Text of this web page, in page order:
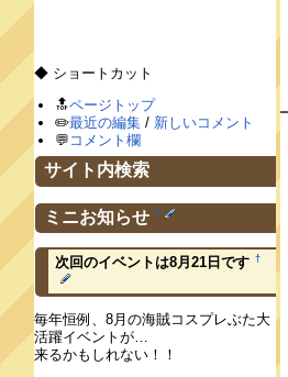
◆ ショートカット
🔝ページトップ
✏️最近の編集 / 新しいコメント
💬 コメント欄
サイト内検索
ミニお知らせ †
次回のイベントは8月21日です †
毎年恒例、8月の海賊コスプレぶた大
活躍イベントが…
来るかもしれない！！